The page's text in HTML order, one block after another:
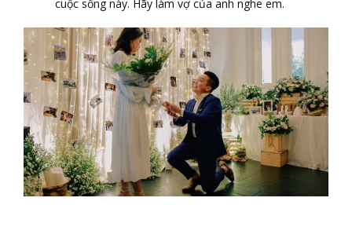
cuộc sống này. Hãy làm vợ của anh nghe em.